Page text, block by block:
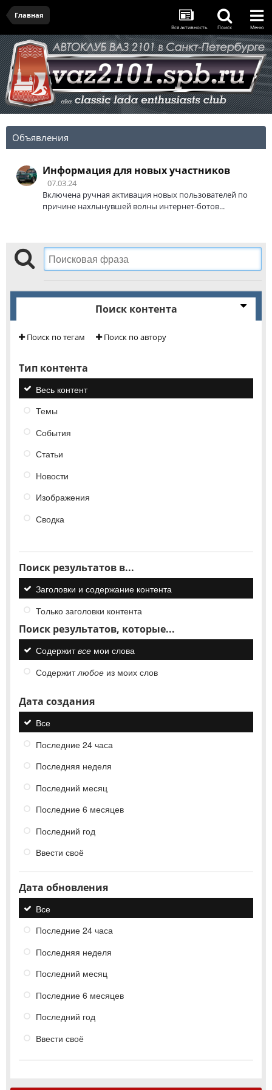
Главная
Вся активность Поиск Меню
Объявления
Информация для новых участников
07.03.24
Включена ручная активация новых пользователей по
причине нахлынувшей волны интернет-ботов...
Поиск контента
Поиск по тегам Поиск по автору
Тип контента
Весь контент
Темы
События
Статьи
Новости
Изображения
Сводка
Поиск результатов в...
Заголовки и содержание контента
Только заголовки контента
Поиск результатов, которые...
Содержитвсе мои слова
Содержитлюбое из моих слов
Дата создания
Все
Последние 24 часа
Последняя неделя
Последний месяц
Последние 6 месяцев
Последний год
Ввести своё
Дата обновления
Все
Последние 24 часа
Последняя неделя
Последний месяц
Последние 6 месяцев
Последний год
Ввести своё